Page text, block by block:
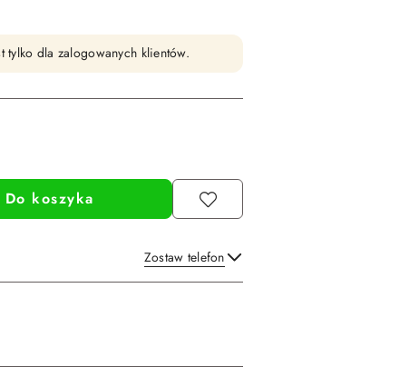
dla zalogowanych klientów.
Do koszyka
Zostaw telefon
Wyślij